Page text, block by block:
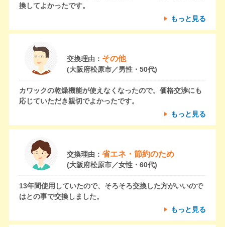
換してよかったです。
もっと見る
交換理由： その他
(大阪府松原市／男性・50代)
カワックの乾燥機能が使えなくなったので。価格交渉にも
応じていただき親切でよかったです。
もっと見る
交換理由： 省エネ・節約のため
(大阪府松原市／女性・60代)
13年間使用していたので、そろそろ交換した方がいいので
はとの事で交換しました。
もっと見る